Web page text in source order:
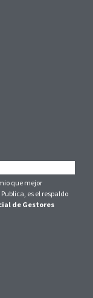
que mejor
es el respaldo
de Gestores